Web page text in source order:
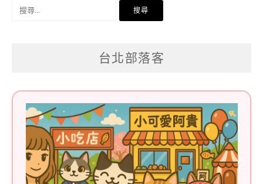
搜
台北部落客